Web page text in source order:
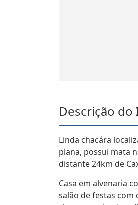
Descrição do
Linda chacára
plana, possui mata
distante 24km de
Casa em alvenaria
salão de festas com